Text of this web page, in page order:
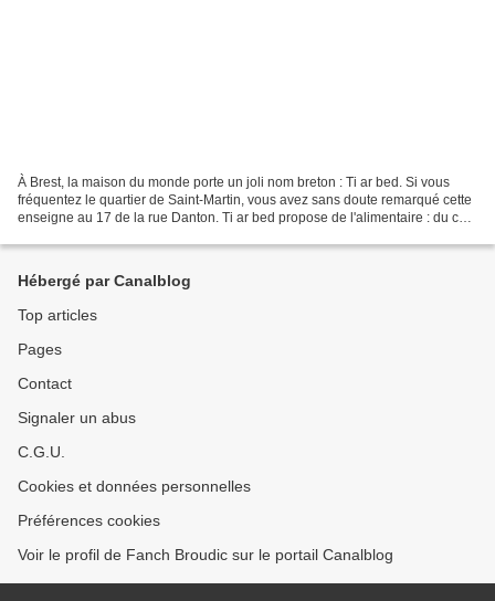
À Brest, la maison du monde porte un joli nom breton : Ti ar bed. Si vous
fréquentez le quartier de Saint-Martin, vous avez sans doute remarqué cette
enseigne au 17 de la rue Danton. Ti ar bed propose de l'alimentaire : du café
Hébergé par Canalblog
Top articles
Pages
Contact
Signaler un abus
C.G.U.
Cookies et données personnelles
Préférences cookies
Voir le profil de Fanch Broudic sur le portail Canalblog